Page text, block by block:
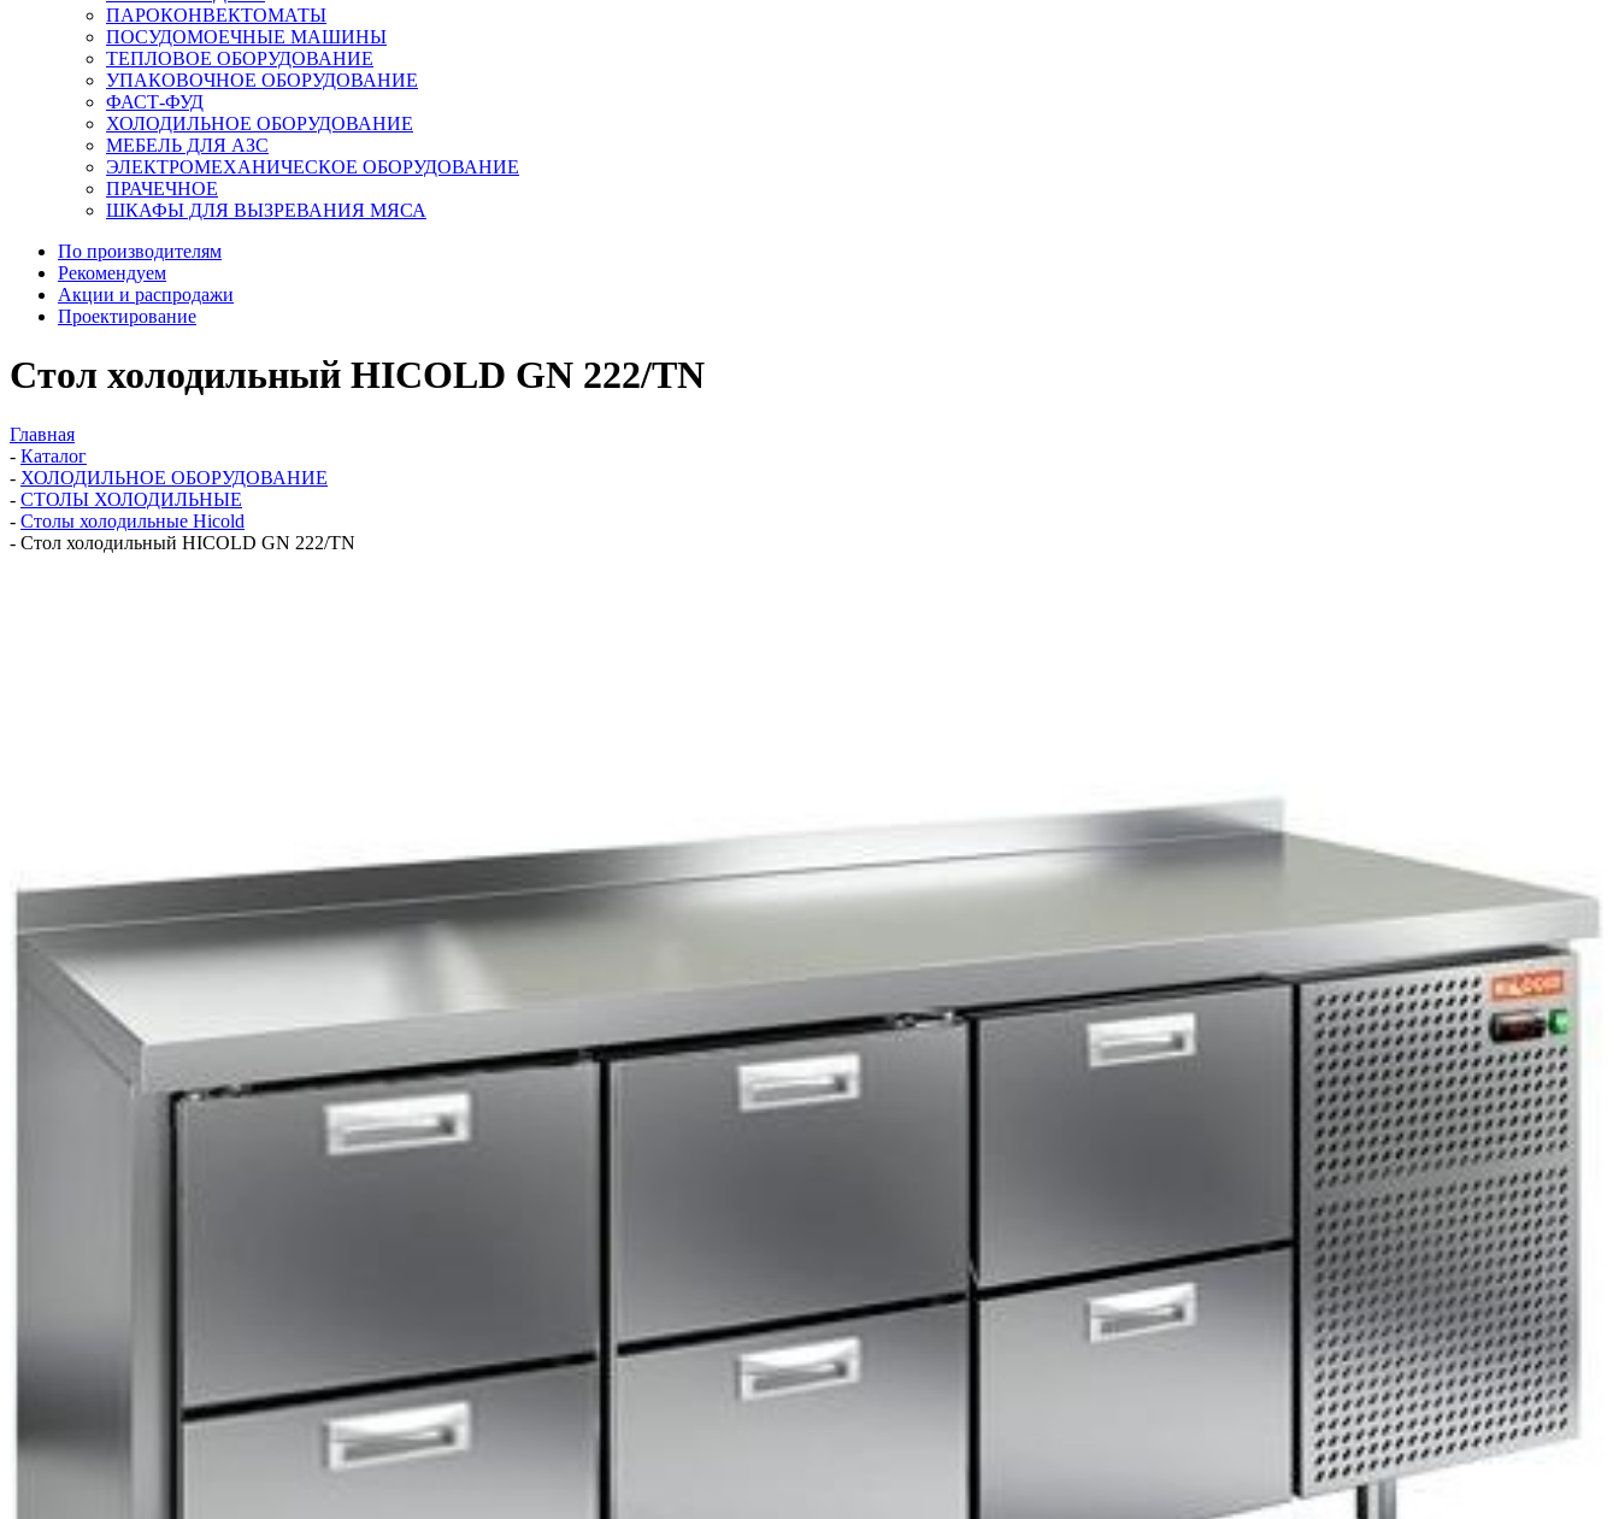
ПАРОКОНВЕКТОМАТЫ
ПОСУДОМОЕЧНЫЕ МАШИНЫ
ТЕПЛОВОЕ ОБОРУДОВАНИЕ
УПАКОВОЧНОЕ ОБОРУДОВАНИЕ
ФАСТ-ФУД
ХОЛОДИЛЬНОЕ ОБОРУДОВАНИЕ
МЕБЕЛЬ ДЛЯ АЗС
ЭЛЕКТРОМЕХАНИЧЕСКОЕ ОБОРУДОВАНИЕ
ПРАЧЕЧНОЕ
ШКАФЫ ДЛЯ ВЫЗРЕВАНИЯ МЯСА
По производителям
Рекомендуем
Акции и распродажи
Проектирование
Стол холодильный HICOLD GN 222/TN
Главная
- Каталог
- ХОЛОДИЛЬНОЕ ОБОРУДОВАНИЕ
- СТОЛЫ ХОЛОДИЛЬНЫЕ
- Столы холодильные Hicold
- Стол холодильный HICOLD GN 222/TN